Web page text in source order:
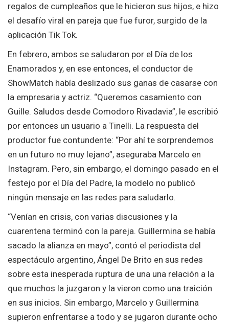
regalos de cumpleaños que le hicieron sus hijos, e hizo
el desafío viral en pareja que fue furor, surgido de la
aplicación Tik Tok.
En febrero, ambos se saludaron por el Día de los
Enamorados y, en ese entonces, el conductor de
ShowMatch había deslizado sus ganas de casarse con
la empresaria y actriz. “Queremos casamiento con
Guille. Saludos desde Comodoro Rivadavia”, le escribió
por entonces un usuario a Tinelli. La respuesta del
productor fue contundente: “Por ahí te sorprendemos
en un futuro no muy lejano”, aseguraba Marcelo en
Instagram. Pero, sin embargo, el domingo pasado en el
festejo por el Día del Padre, la modelo no publicó
ningún mensaje en las redes para saludarlo.
“Venían en crisis, con varias discusiones y la
cuarentena terminó con la pareja. Guillermina se había
sacado la alianza en mayo”, contó el periodista del
espectáculo argentino, Ángel De Brito en sus redes
sobre esta inesperada ruptura de una una relación a la
que muchos la juzgaron y la vieron como una traición
en sus inicios. Sin embargo, Marcelo y Guillermina
supieron enfrentarse a todo y se jugaron durante ocho